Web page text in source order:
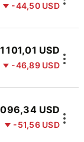
-44,50 USD
1 101,01 USD
-46,89 USD
096,34 USD
-51,56 USD